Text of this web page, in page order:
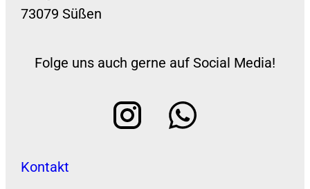
73079 Süßen
Folge uns auch gerne auf Social Media!
Kontakt